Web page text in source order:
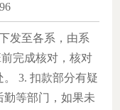
发至各系，由系
完成核对，核对
3. 扣款部分有疑
勤等部门，如果未